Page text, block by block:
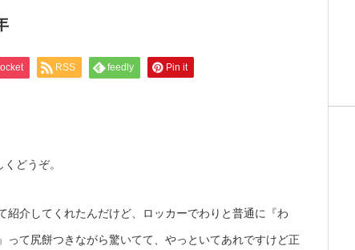
RSS feedly Pin it
どうぞ。
紹介してくれたんだけど、ロッカーでわりと普通に『わ
って尻餅つきながら驚いてて、やっといてあれですけど正